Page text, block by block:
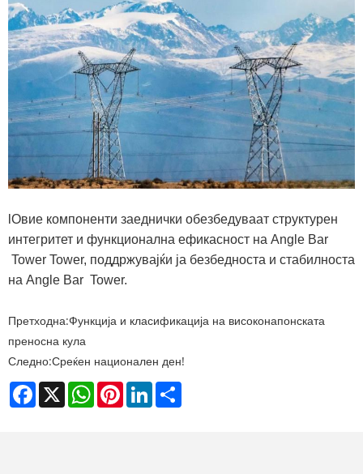
lОвие компоненти заеднички обезбедуваат структурен
интегритет и функционална ефикасност на Angle Bar
Tower Tower, поддржувајќи ја безбедноста и стабилноста
на Angle Bar Tower.
Претходна:Функција и класификација на високонапонската
преносна кула
Следно:Среќен национален ден!
Facebook
X WhatsAppPinterestLinkedIn